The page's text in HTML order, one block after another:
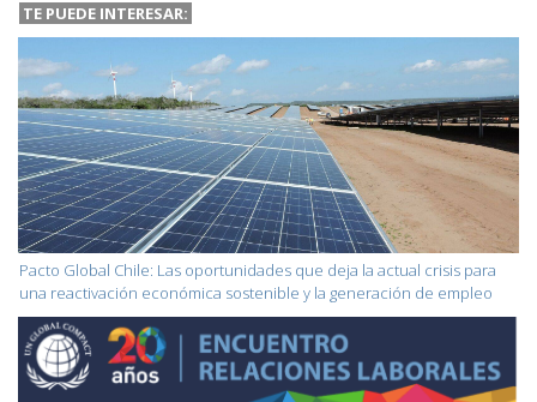
TE PUEDE INTERESAR:
Pacto Global Chile: Las oportunidades que deja la actual crisis para
una reactivación económica sostenible y la generación de empleo